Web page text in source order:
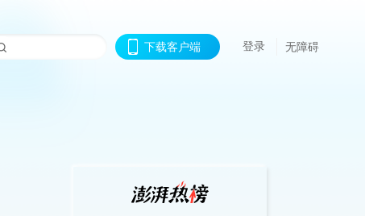
下载客户端 登录 无障碍